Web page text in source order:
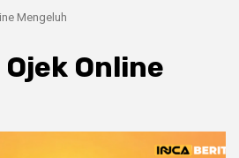
Mengeluh
Online